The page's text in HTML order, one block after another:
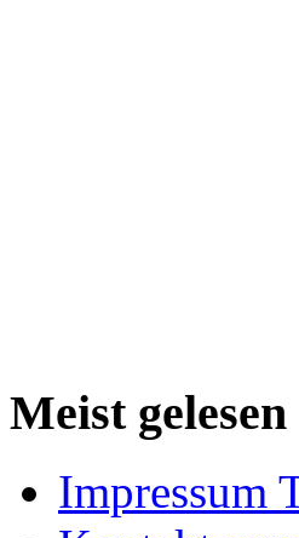
Meist gelesen
Impressum